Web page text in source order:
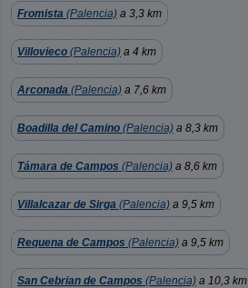
Fromista (Palencia) a 3,3 km
Villovieco (Palencia) a 4 km
Arconada (Palencia) a 7,6 km
Boadilla del Camino (Palencia) a 8,3 km
Támara de Campos (Palencia) a 8,6 km
Villalcazar de Sirga (Palencia) a 9,5 km
Requena de Campos (Palencia) a 9,5 km
San Cebrian de Campos (Palencia) a 10,3 km